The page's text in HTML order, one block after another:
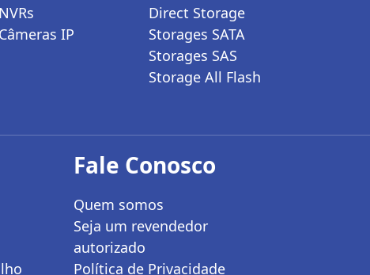
NVRs
Câmeras IP
Direct Storage
Storages SATA
Storages SAS
Storage All Flash
Fale Conosco
Quem somos
Seja um revendedor
autorizado
Política de Privacidade